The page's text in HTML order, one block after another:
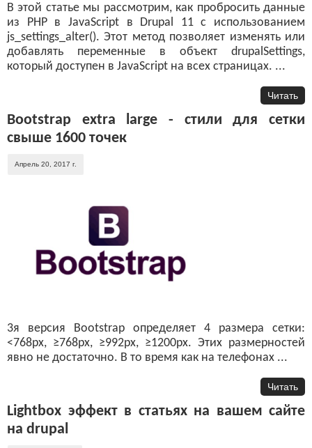
В этой статье мы рассмотрим, как пробросить данные
из PHP в JavaScript в Drupal 11 с использованием
js_settings_alter(). Этот метод позволяет изменять или
добавлять переменные в объект drupalSettings,
который доступен в JavaScript на всех страницах. ...
Читать
Bootstrap extra large - стили для сетки
свыше 1600 точек
Апрель 20, 2017 г.
3я версия Bootstrap определяет 4 размера сетки:
<768px, ≥768px, ≥992px, ≥1200px. Этих размерностей
явно не достаточно. В то время как на телефонах ...
Читать
Lightbox эффект в статьях на вашем сайте
на drupal